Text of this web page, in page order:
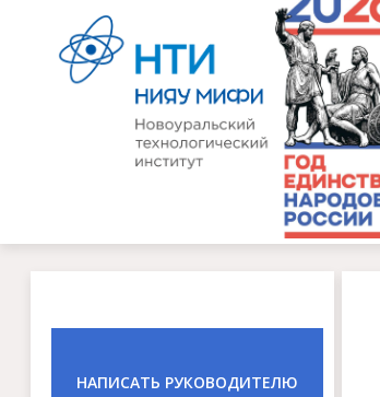
НАПИСАТЬ РУКОВОДИТЕЛЮ